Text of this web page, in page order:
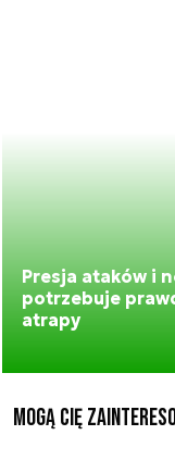
Presja ataków i
potrzebuje
atrapy
Mogą Cię